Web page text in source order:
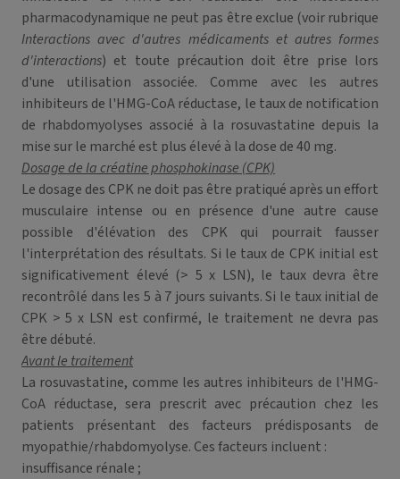
pharmacodynamique ne peut pas être exclue (voir rubrique
Interactions avec d'autres médicaments et autres formes
d'interactions) et toute précaution doit être prise lors
d'une utilisation associée. Comme avec les autres
inhibiteurs de l'HMG-CoA réductase, le taux de notification
de rhabdomyolyses associé à la rosuvastatine depuis la
mise sur le marché est plus élevé à la dose de 40 mg.
Dosage de la créatine phosphokinase (CPK)
Le dosage des CPK ne doit pas être pratiqué après un effort
musculaire intense ou en présence d'une autre cause
possible d'élévation des CPK qui pourrait fausser
l'interprétation des résultats. Si le taux de CPK initial est
significativement élevé (> 5 x LSN), le taux devra être
recontrôlé dans les 5 à 7 jours suivants. Si le taux initial de
CPK > 5 x LSN est confirmé, le traitement ne devra pas
être débuté.
Avant le traitement
La rosuvastatine, comme les autres inhibiteurs de l'HMG-
CoA réductase, sera prescrit avec précaution chez les
patients présentant des facteurs prédisposants de
myopathie/rhabdomyolyse. Ces facteurs incluent :
insuffisance rénale ;